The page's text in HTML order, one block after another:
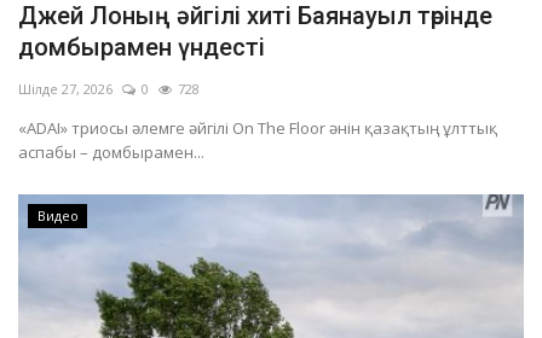
Джей Лоның әйгілі хиті Баянауыл төрінде
домбырамен үндесті
Шілде 27, 2026 0 728
«ADAI» триосы әлемге әйгілі On The Floor әнін қазақтың ұлттық
аспабы – домбырамен...
Видео